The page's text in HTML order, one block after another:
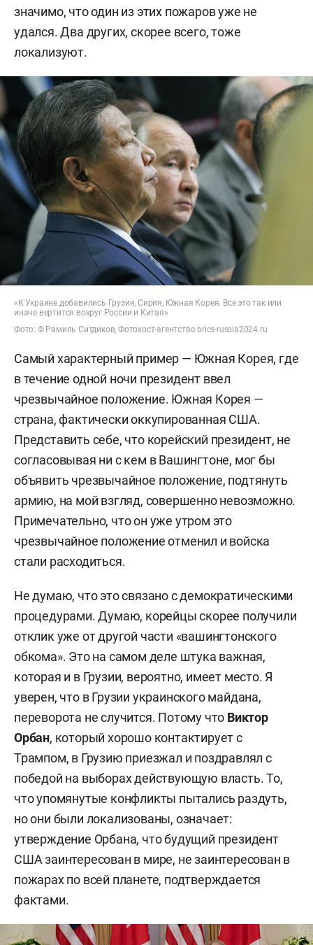
значимо, что один из этих пожаров уже не
удался. Два других, скорее всего, тоже
локализуют.
«К Украине добавились Грузия, Сирия, Южная Корея. Все это так или
иначе вертится вокруг России и Китая»
Фото: © Рамиль Ситдиков, Фотохост-агентство brics-russia2024.ru
Самый характерный пример — Южная Корея, где
в течение одной ночи президент ввел
чрезвычайное положение. Южная Корея —
страна, фактически оккупированная США.
Представить себе, что корейский президент, не
согласовывая ни с кем в Вашингтоне, мог бы
объявить чрезвычайное положение, подтянуть
армию, на мой взгляд, совершенно невозможно.
Примечательно, что он уже утром это
чрезвычайное положение отменил и войска
стали расходиться.
Не думаю, что это связано с демократическими
процедурами. Думаю, корейцы скорее получили
отклик уже от другой части «вашингтонского
обкома». Это на самом деле штука важная,
которая и в Грузии, вероятно, имеет место. Я
уверен, что в Грузии украинского майдана,
переворота не случится. Потому что Виктор
Орбан, который хорошо контактирует с
Трампом, в Грузию приезжал и поздравлял с
победой на выборах действующую власть. То,
что упомянутые конфликты пытались раздуть,
но они были локализованы, означает:
утверждение Орбана, что будущий президент
США заинтересован в мире, не заинтересован в
пожарах по всей планете, подтверждается
фактами.